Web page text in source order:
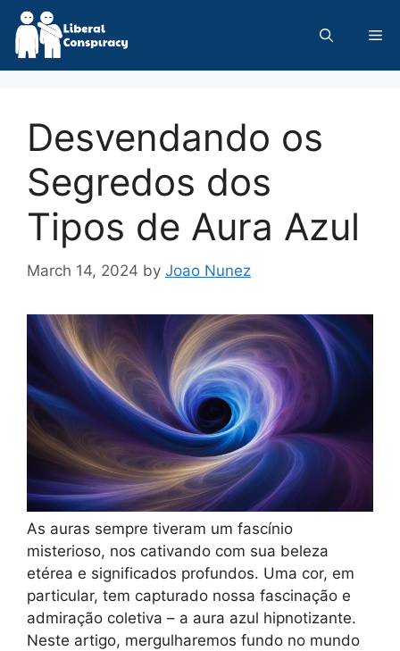
Skip
content
Desvendando os
Segredos dos
Tipos de Aura Azul
March 14, 2024 by Joao Nunez
As auras sempre tiveram um fascínio
misterioso, nos cativando com sua beleza
etérea e significados profundos. Uma cor, em
particular, tem capturado nossa fascinação e
admiração coletiva – a aura azul hipnotizante.
Neste artigo, mergulharemos fundo no mundo